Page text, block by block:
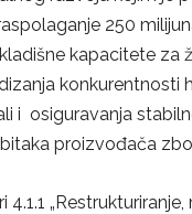
250
kapacitete za
konkurentnosti
i osiguravanja
proizvođača
4.1.1